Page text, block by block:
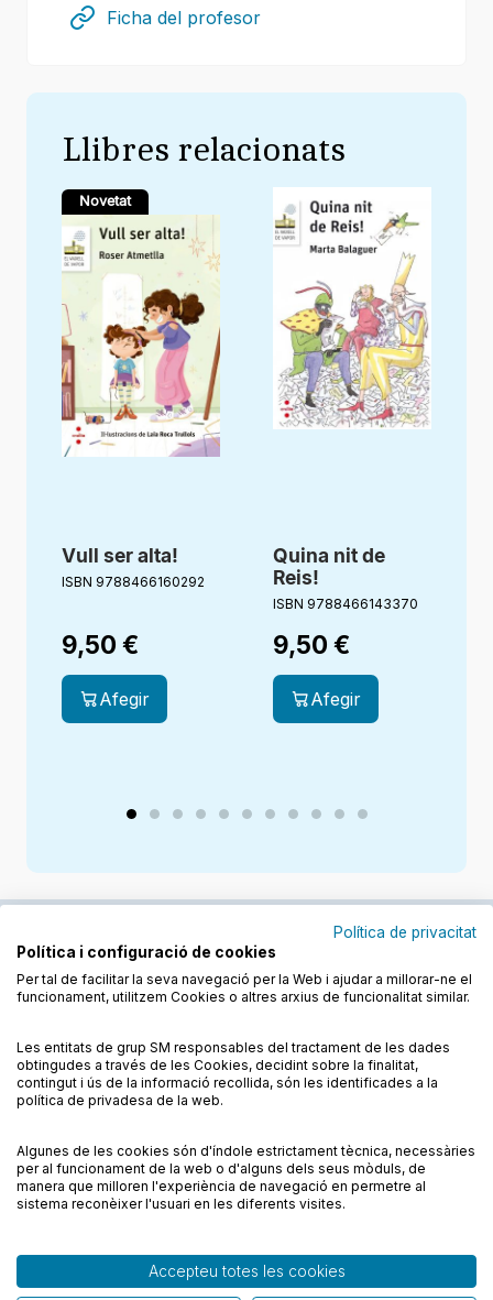
Ficha del profesor
Llibres relacionats
Novetat
Vull ser alta!
ISBN 9788466160292
9,50 €
Afegir
Quina nit de
Reis!
ISBN 9788466143370
9,50 €
Afegir
Condicions de compra
Condicions d’ús
Política de cookies
Política de privadesa
FAQs
© CESMA/PPC – Tots els drets reservats
Política de privacitat
Política i configuració de cookies
Per tal de facilitar la seva navegació per la Web i ajudar a millorar-ne el
funcionament, utilitzem Cookies o altres arxius de funcionalitat similar.
Les entitats de grup SM responsables del tractament de les dades
obtingudes a través de les Cookies, decidint sobre la finalitat,
contingut i ús de la informació recollida, són les identificades a la
política de privadesa de la web.
Algunes de les cookies són d'índole estrictament tècnica, necessàries
per al funcionament de la web o d'alguns dels seus mòduls, de
manera que milloren l'experiència de navegació en permetre al
sistema reconèixer l'usuari en les diferents visites.
Accepteu totes les cookies